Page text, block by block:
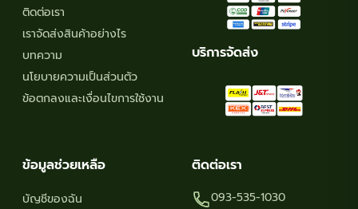
ติดต่อเรา
เราจัดส่งสินค้าอย่างไร
บทความ
นโยบายความเป็นส่วนตัว
ข้อตกลงและเงื่อนไขการใช้งาน
บริการจัดส่ง
ข้อมูลช่วยเหลือ
บัญชีของฉัน
ติดต่อเรา
093-535-1030